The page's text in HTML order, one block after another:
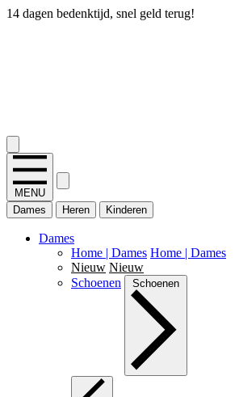
14 dagen bedenktijd, snel geld terug!
MENU
Dames
Heren Kinderen
Dames
Home | Dames Home | Dames
Nieuw Nieuw
Schoenen
Schoenen